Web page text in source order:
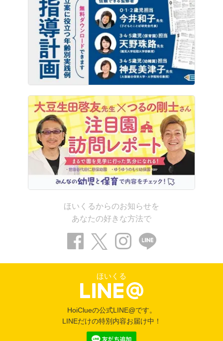
ほいくるからのお知らせを
あなたの好きな方法で
ほいくる
HoiClueの公式LINE@です。
LINEだけの特別内容お届け中！